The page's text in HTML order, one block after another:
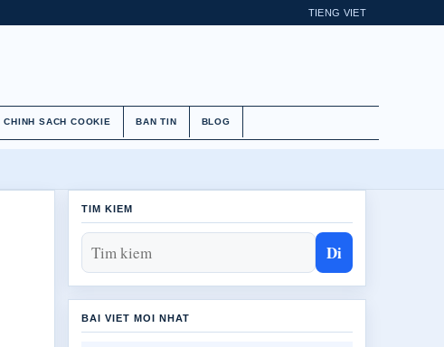
TIENG VIET
CHINH SACH COOKIE BAN TIN BLOG
TIM KIEM
Di
BAI VIET MOI NHAT